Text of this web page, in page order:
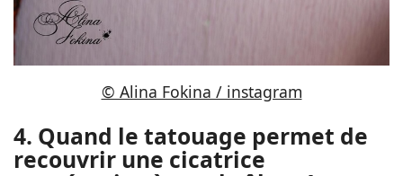
© Alina Fokina / instagram
4. Quand le tatouage permet de
recouvrir une cicatrice